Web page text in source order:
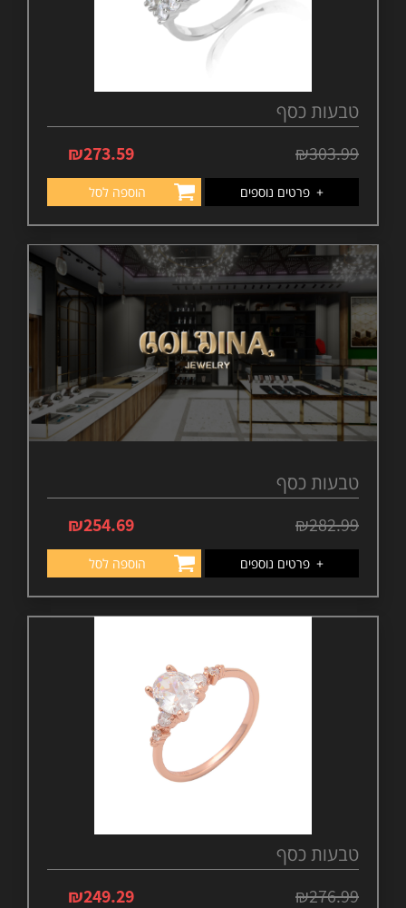
טבעות כסף
₪303.99
₪273.59
+ פרטים נוספים הוספה לסל
טבעות כסף
₪282.99
₪254.69
+ פרטים נוספים הוספה לסל
טבעות כסף
₪276.99
₪249.29